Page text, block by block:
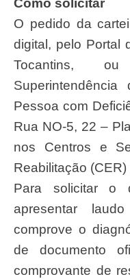
Como solicitar
O pedido da
digital, pelo Portal
Tocantins,
Pessoa com
Rua NO-5, 22 –
nos Centros e
Reabilitação
Para solicitar o
apresentar
comprove o
de documento
comprovante de